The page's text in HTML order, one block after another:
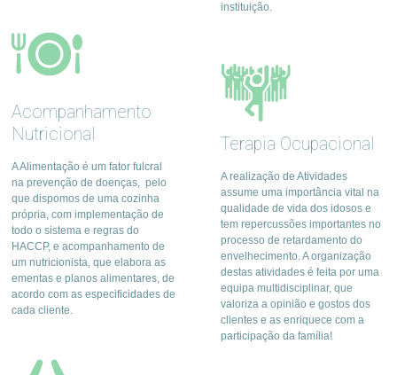
instituição.
Acompanhamento
Nutricional
A Alimentação é um fator fulcral
na prevenção de doenças, pelo
que dispomos de uma cozinha
própria, com implementação de
todo o sistema e regras do
HACCP, e acompanhamento de
um nutricionista, que elabora as
ementas e planos alimentares, de
acordo com as especificidades de
cada cliente.
Terapia Ocupacional
A realização de Atividades
assume uma importância vital na
qualidade de vida dos idosos e
tem repercussões importantes no
processo de retardamento do
envelhecimento. A organização
destas atividades é feita por uma
equipa multidisciplinar, que
valoriza a opinião e gostos dos
clientes e as enriquece com a
participação da família!